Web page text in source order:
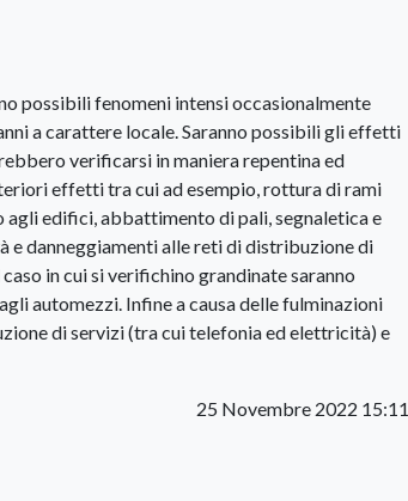
possibili fenomeni intensi occasionalmente
a carattere locale. Saranno possibili gli effetti
verificarsi in maniera repentina ed
effetti tra cui ad esempio, rottura di rami
edifici, abbattimento di pali, segnaletica e
danneggiamenti alle reti di distribuzione di
in cui si verifichino grandinate saranno
automezzi. Infine a causa delle fulminazioni
di servizi (tra cui telefonia ed elettricità) e
25 Novembre 2022 15:11